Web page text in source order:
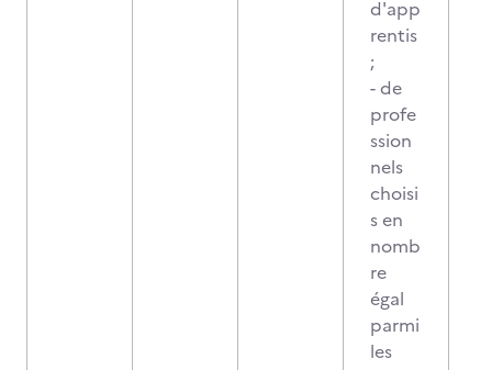
d'app
rentis
;
- de
profe
ssion
nels
choisi
s en
nomb
re
égal
parmi
les